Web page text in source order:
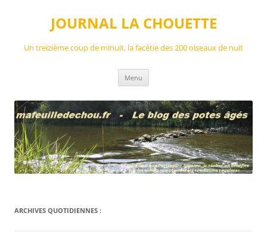
JOURNAL LA CHOUETTE
Un treizième coup de minuit, la facétie des 200 oiseaux de nuit
Menu
ARCHIVES QUOTIDIENNES :